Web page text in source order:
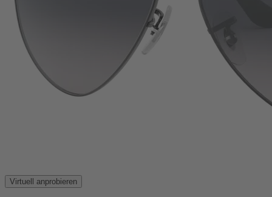
Virtuell anprobieren